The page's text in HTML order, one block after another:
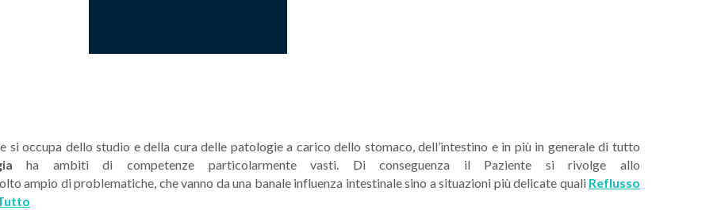
si occupa dello studio e della cura delle patologie a carico dello stomaco, dell’intestino e in più in generale di tutto
ha ambiti di competenze particolarmente vasti. Di conseguenza il Paziente si rivolge allo
ampio di problematiche, che vanno da una banale influenza intestinale sino a situazioni più delicate quali Reflusso
LEGGI